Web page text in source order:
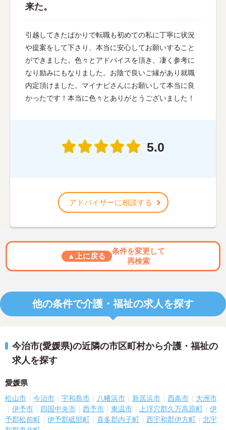
来た。
引越してきたばかりで転職も初めての私に丁寧に状況
や提案をして下さり、本当に安心してお願いすること
ができました。色々とアドバイスを頂き、凄く参考に
なり励みにもなりました。お陰で良いご縁があり就職
内定頂けました。マイナビさんにお願いして本当に良
かったです！本当に色々とありがとうございました！
5.0
アドバイザーに相談する
▲上に戻る
条件を変更して
再検索
他の条件で介護・福祉の求人を探す
今治市(愛媛県)の近隣の市区町村から介護・福祉の
求人を探す
愛媛県
松山市 今治市 宇和島市 八幡浜市 新居浜市 西条市
大洲市
伊予市
四国中央市 西予市 東温市 上浮穴郡久万高原町
伊
予郡松前町
伊予郡砥部町 喜多郡内子町 西宇和郡伊方町
北宇